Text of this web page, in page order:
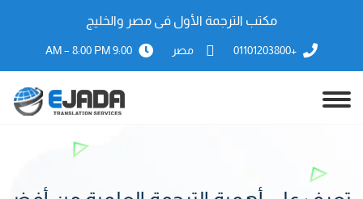
مكتب الترجمة الأول فى مصر والخليج
+01101203800 مصر 9:00 AM – 8:00 PM